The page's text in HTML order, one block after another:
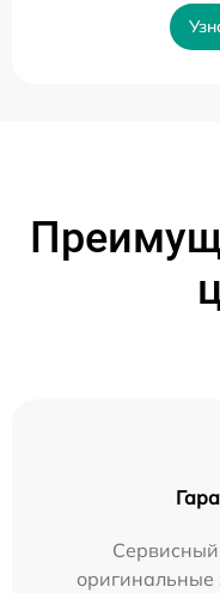
Сервисный
оригинальные